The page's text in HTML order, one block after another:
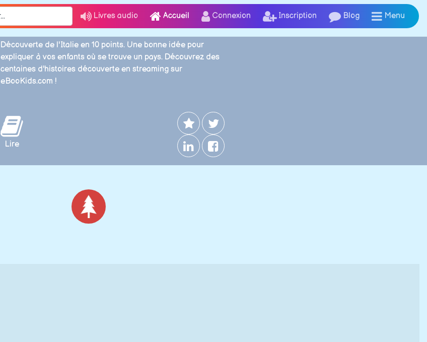
Livres audio Accueil Connexion Inscription Blog Menu
Découverte de l'Italie en 10 points. Une bonne idée pour
expliquer à vos enfants où se trouve un pays. Découvrez des
centaines d'histoires découverte en streaming sur
eBooKids.com !
Lire
Noël